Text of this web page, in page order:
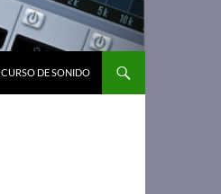
CURSO DE SONIDO